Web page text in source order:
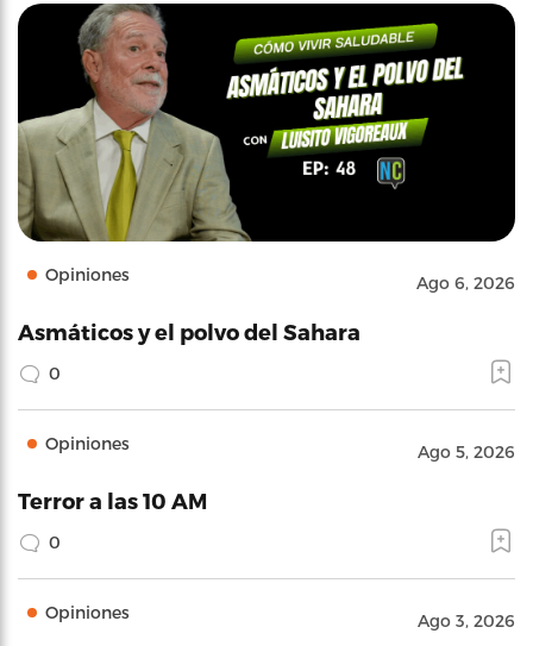
Opiniones Ago 6, 2026
Asmáticos y el polvo del Sahara
0
Opiniones Ago 5, 2026
Terror a las 10 AM
0
Opiniones Ago 3, 2026